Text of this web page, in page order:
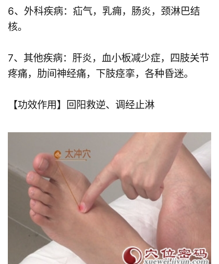
6、外科疾病：疝气，乳痈，肠炎，颈淋巴结
核。
7、其他疾病：肝炎，血小板减少症，四肢关节
疼痛，肋间神经痛，下肢痉挛，各种昏迷。
【功效作用】回阳救逆、调经止淋